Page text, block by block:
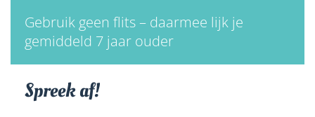
Gebruik geen flits – daarmee lijk je
gemiddeld 7 jaar ouder
Spreek af!